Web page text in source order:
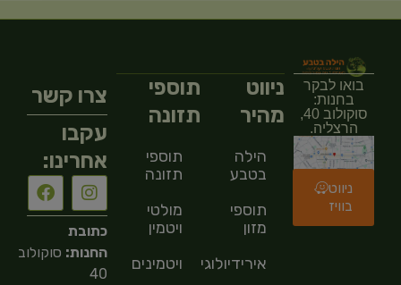
בואו לבקר
בחנות:
סוקולוב 40,
הרצליה.
ניווט
בוויז
ניווט
מהיר
הילה
בטבע
תוספי
מזון
אירידיולוגיה
תוספי
תזונה
תוספי
תזונה
מולטי
ויטמין
ויטמינים
צרו קשר
עקבו
אחרינו:
כתובת
החנות: סוקולוב
40